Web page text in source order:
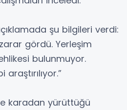
şu bilgileri verdi:
gördü. Yerleşim
bulunmuyor.
araştırılıyor.”
karadan yürüttüğü